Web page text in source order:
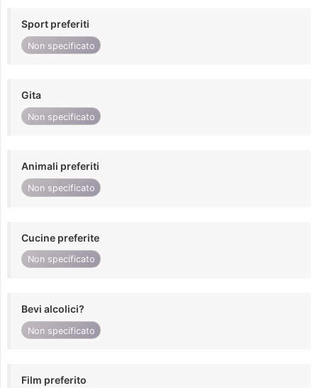
Sport preferiti
Non specificato
Gita
Non specificato
Animali preferiti
Non specificato
Cucine preferite
Non specificato
Bevi alcolici?
Non specificato
Film preferito